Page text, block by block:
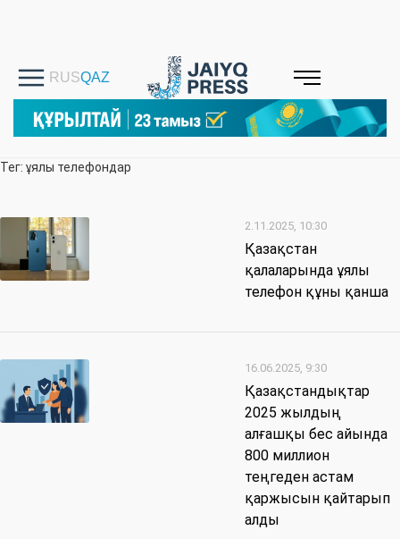
Тег: ұялы телефондар
2.11.2025, 10:30
Қазақстан
қалаларында ұялы
телефон құны қанша
16.06.2025, 9:30
Қазақстандықтар
2025 жылдың
алғашқы бес айында
800 миллион
теңгеден астам
қаржысын қайтарып
алды